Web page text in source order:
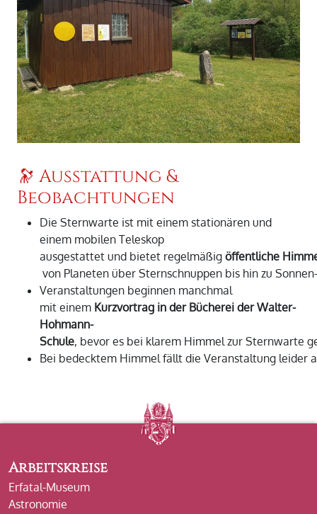
🔭 Ausstattung &
Beobachtungen
Die Sternwarte ist mit einem stationären und
einem mobilen Teleskop
ausgestattet und bietet regelmäßig öffentliche
von Planeten über Sternschnuppen bis hin zu
Veranstaltungen beginnen manchmal
mit einem Kurzvortrag in der Bücherei der Walter-
Hohmann-
Schule, bevor es bei klarem Himmel zur Sternwarte
Bei bedecktem Himmel fällt die Veranstaltung leider
Arbeitskreise
Erfatal-Museum
Astronomie